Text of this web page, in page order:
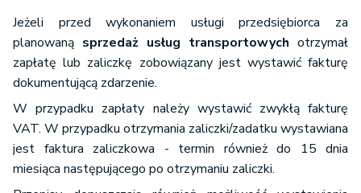
Jeżeli przed wykonaniem usługi przedsiębiorca za
planowaną sprzedaż usług transportowych otrzymał
zapłatę lub zaliczkę zobowiązany jest wystawić fakturę
dokumentującą zdarzenie.
W przypadku zapłaty należy wystawić zwykłą fakturę
VAT. W przypadku otrzymania zaliczki/zadatku wystawiana
jest faktura zaliczkowa - termin również do 15 dnia
miesiąca następującego po otrzymaniu zaliczki.